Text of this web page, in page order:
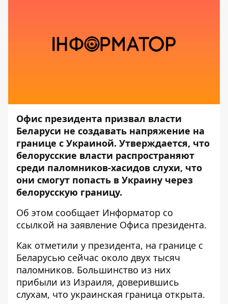
Офис президента призвал власти
Беларуси не создавать напряжение на
границе с Украиной. Утверждается, что
белорусские власти распространяют
среди паломников-хасидов слухи, что
они смогут попасть в Украину через
белорусскую границу.
Об этом сообщает Информатор со
ссылкой на заявление Офиса президента.
Как отметили у президента, на границе с
Беларусью сейчас около двух тысяч
паломников. Большинство из них
прибыли из Израиля, доверившись
слухам, что украинская граница открыта.